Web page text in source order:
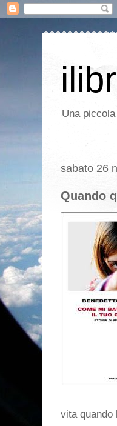
Una
sabato 26
Quando
vita quando